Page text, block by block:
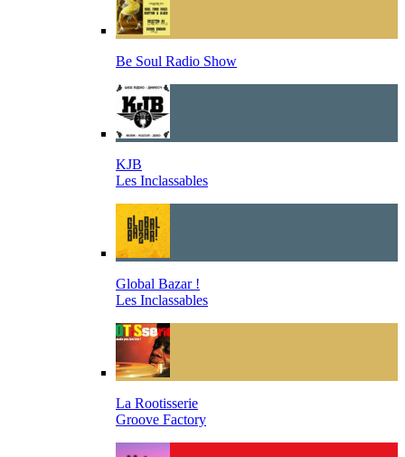
Be Soul Radio Show
KJB
Les Inclassables
Global Bazar !
Les Inclassables
La Rootisserie
Groove Factory